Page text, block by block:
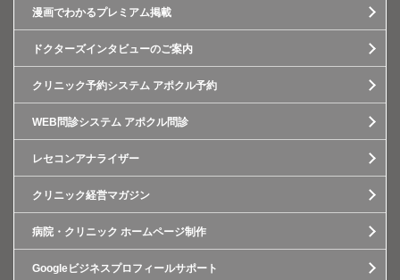
漫画でわかるプレミアム掲載
ドクターズインタビューのご案内
クリニック予約システム アポクル予約
WEB問診システム アポクル問診
レセコンアナライザー
クリニック経営マガジン
病院・クリニック ホームページ制作
Googleビジネスプロフィールサポート